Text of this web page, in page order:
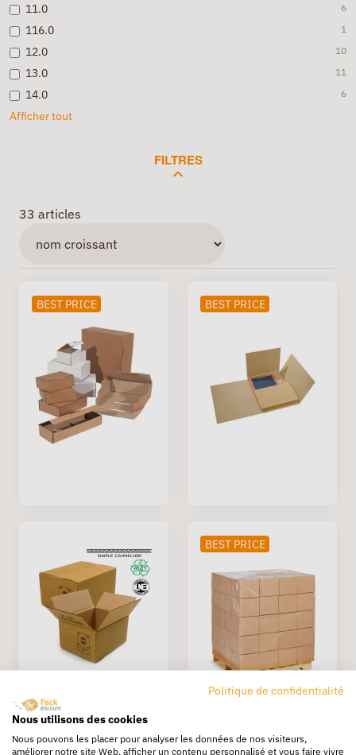
11.0 6
116.0 1
12.0 10
13.0 11
14.0 6
Afficher tout
FILTRES
33 articles
BEST PRICE BEST PRICE
BEST PRICE
Politique de confidentialité
Nous utilisons des cookies
Nous pouvons les placer pour analyser les données de nos visiteurs,
améliorer notre site Web, afficher un contenu personnalisé et vous faire vivre